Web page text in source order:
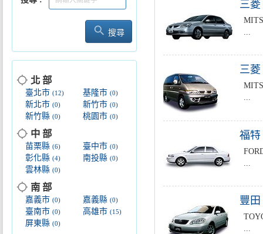
search 搜尋
location_searching 北 部
臺北市 (12) 基隆市(0)
新北市 (0) 新竹市(0)
新竹縣 (0) 桃園市(0)
location_searching 中 部
苗栗縣 (6) 臺中市(0)
彰化縣 (4) 南投縣(0)
雲林縣 (0)
location_searching 南 部
嘉義市 (0) 嘉義縣(0)
臺南市 (0) 高雄市(15)
屏東縣 (0)
三
三菱
...
福特
豐田
...